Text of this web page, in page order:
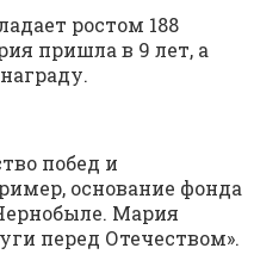
ростом 188
пришла в 9 лет, а
побед и
основание фонда
Мария
перед Отечеством».